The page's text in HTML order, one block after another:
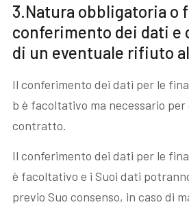
3.Natura obbligatoria o
conferimento dei dati e
di un eventuale rifiuto
Il conferimento dei dati per le
b è facoltativo ma necessario per
contratto.
Il conferimento dei dati per le
è facoltativo e i Suoi dati
previo Suo consenso, in caso di